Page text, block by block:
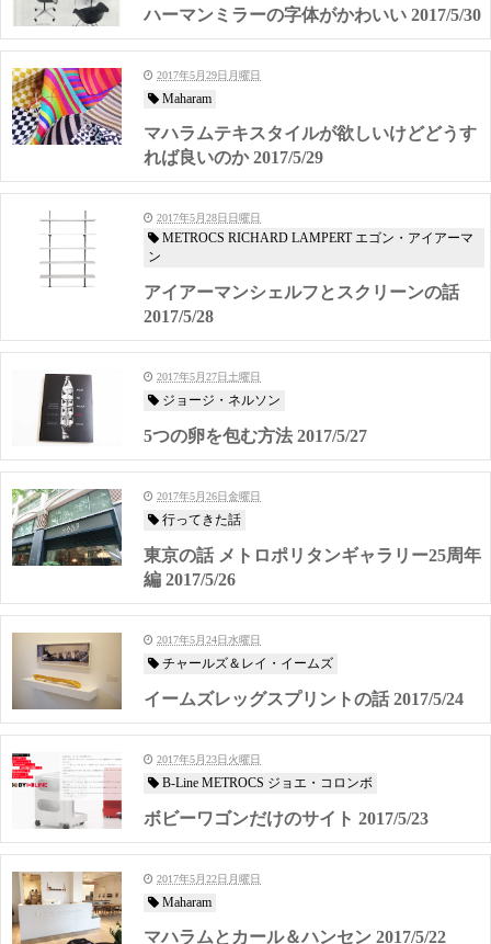
ハーマンミラーの字体がかわいい 2017/5/30
2017年5月29日月曜日
Maharam
マハラムテキスタイルが欲しいけどどうす
れば良いのか 2017/5/29
2017年5月28日日曜日
METROCS RICHARD LAMPERT エゴン・アイアーマ
ン
アイアーマンシェルフとスクリーンの話
2017/5/28
2017年5月27日土曜日
ジョージ・ネルソン
5つの卵を包む方法 2017/5/27
2017年5月26日金曜日
行ってきた話
東京の話 メトロポリタンギャラリー25周年
編 2017/5/26
2017年5月24日水曜日
チャールズ＆レイ・イームズ
イームズレッグスプリントの話 2017/5/24
2017年5月23日火曜日
B-Line METROCS ジョエ・コロンボ
ボビーワゴンだけのサイト 2017/5/23
2017年5月22日月曜日
Maharam
マハラムとカール＆ハンセン 2017/5/22